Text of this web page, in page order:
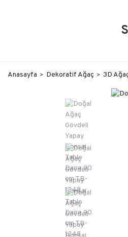
Anasayfa Dekoratif Ağaç 3D